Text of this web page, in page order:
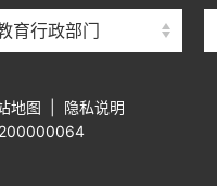
育行政部门
地图
隐私说明